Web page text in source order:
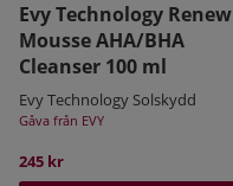
Evy Technology Renew
Mousse AHA/BHA
Cleanser 100 ml
Evy Technology Solskydd
Gåva från EVY
245 kr